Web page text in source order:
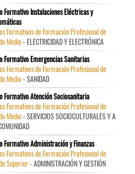
Formativo Instalaciones Eléctricas y
Formativos de Formación Profesional de
Medio- ELECTRICIDAD Y ELECTRÓNICA
Formativo Emergencias Sanitarias
Formativos de Formación Profesional de
Medio- SANIDAD
Formativo Atención Sociosanitaria
Formativos de Formación Profesional de
Medio- SERVICIOS SOCIOCULTURALES Y A
Formativo Administración y Finanzas
Formativos de Formación Profesional de
Superior- ADMINISTRACIÓN Y GESTIÓN